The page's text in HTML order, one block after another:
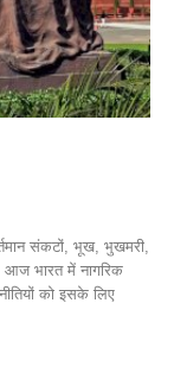
संकटों, भूख, भुखमरी,
आज भारत में नागरिक
को इसके लिए